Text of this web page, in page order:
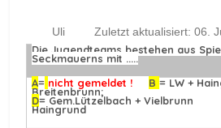
Uli
Zuletzt aktualisiert: 06.
Die Jugendteams bestehen aus
Seckmauerns mit .....
A= nicht gemeldet ! B = LW +
Breitenbrunn;
D= Gem.Lützelbach +
Haingrund